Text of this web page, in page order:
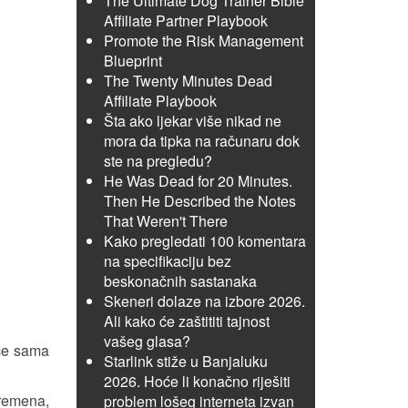
sama
Affiliate Partner Playbook
Promote the Risk Management
Blueprint
The Twenty Minutes Dead
Affiliate Playbook
Šta ako ljekar više nikad ne
mora da tipka na računaru dok
ste na pregledu?
He Was Dead for 20 Minutes.
Then He Described the Notes
That Weren't There
Kako pregledati 100 komentara
na specifikaciju bez
beskonačnih sastanaka
Skeneri dolaze na izbore 2026.
Ali kako će zaštititi tajnost
vašeg glasa?
Starlink stiže u Banjaluku
2026. Hoće li konačno riješiti
problem lošeg interneta izvan